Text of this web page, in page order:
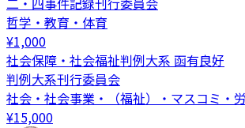
哲学・教育・体育
¥1,000
社会保障・社会福祉判例大系 函有良好
判例大系刊行委員会
社会・社会事業・（福祉）・マスコミ・
¥15,000